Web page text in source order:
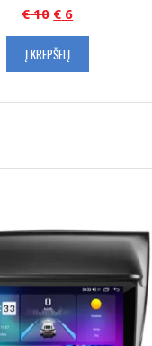
€10 € 6
Į KREPŠELĮ